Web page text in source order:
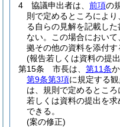
4
協議申出者は、 前項の
則で定めるところによ
る自らの見解を記載し
ない。
この場合におい
拠その他の資料を添付す
(報告若しくは資料の提
第15条
市長は、 第11条
第9条第3項に規定する
は、規則で定めるとこ
若しくは資料の提出を
できる。
(案の修正)